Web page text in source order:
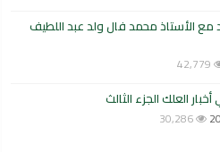
مع الأستاذ محمد فال ولد عبد اللطيف
42,779
العلك الجزء الثالث
30,286